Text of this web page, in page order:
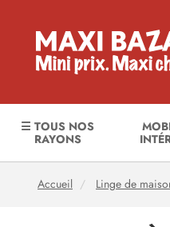
☰ TOUS NOS
RAYONS
Accueil Linge de